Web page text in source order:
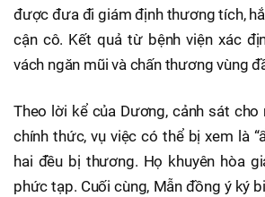
được đưa đi giám định thương tích,
cận cô. Kết quả từ bệnh viện xác
vách ngăn mũi và chấn thương vùng
Theo lời kể của Dương, cảnh sát
chính thức, vụ việc có thể bị xem là
hai đều bị thương. Họ khuyên hòa
phức tạp. Cuối cùng, Mẫn đồng ý ký